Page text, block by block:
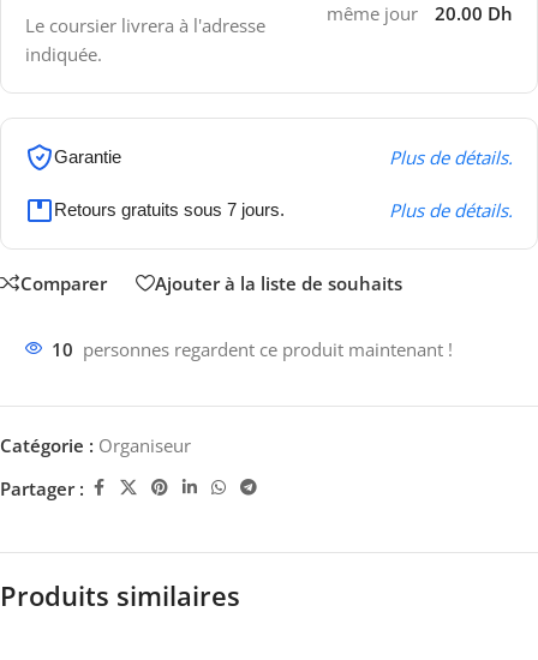
Le coursier livrera à l'adresse
indiquée.
même jour 20.00 Dh
Garantie Plus de détails.
Retours gratuits sous 7 jours. Plus de détails.
Comparer Ajouter à la liste de souhaits
10 personnes regardent ce produit maintenant !
Catégorie : Organiseur
Partager :
Produits similaires